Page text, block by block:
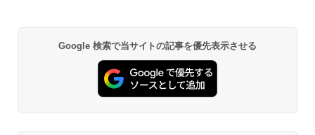
Google 検索で当サイトの記事を優先表示させる